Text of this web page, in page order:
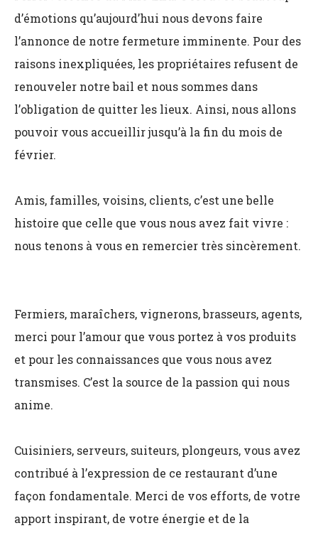
d’émotions qu’aujourd’hui nous devons faire
l’annonce de notre fermeture imminente. Pour des
raisons inexpliquées, les propriétaires refusent de
renouveler notre bail et nous sommes dans
l’obligation de quitter les lieux. Ainsi, nous allons
pouvoir vous accueillir jusqu’à la fin du mois de
février.
Amis, familles, voisins, clients, c’est une belle
histoire que celle que vous nous avez fait vivre :
nous tenons à vous en remercier très sincèrement.
Fermiers, maraîchers, vignerons, brasseurs, agents,
merci pour l’amour que vous portez à vos produits
et pour les connaissances que vous nous avez
transmises. C’est la source de la passion qui nous
anime.
Cuisiniers, serveurs, suiteurs, plongeurs, vous avez
contribué à l’expression de ce restaurant d’une
façon fondamentale. Merci de vos efforts, de votre
apport inspirant, de votre énergie et de la